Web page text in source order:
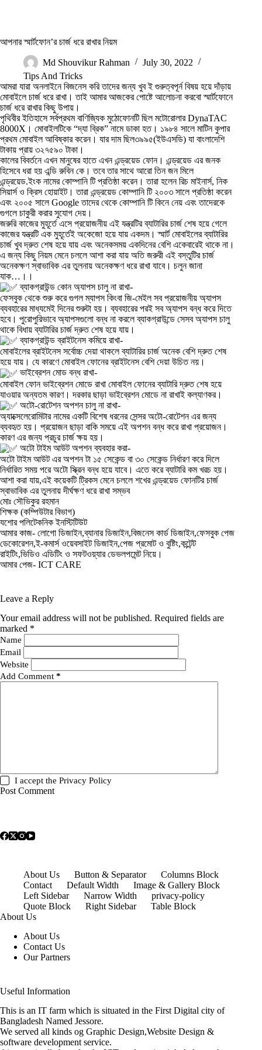
আপনার স্মার্টফোন’র চার্জ ধরে রাখার নিয়ম
Md Shouvikur Rahman
July 30, 2022
Tips And Tricks
আমরা যারা অনলাইনে বিজনেস করি তাদের জন্য খুব ই গুরুত্বপূর্ন বিষয় হয়ে দাঁড়ায়
মোবাইলে চার্জ ধরে রাখা। তাই আমার আজকের পোষ্টে আলোচনা করবো স্মার্টফোনে
চার্জ ধরে রাখার কিছু উপায়।
পৃথিবীর ইতিহাসে সর্বপ্রথম বাণিজ্যিক মুঠোফোনটি ছিল মটোরোলার DynaTAC
8000X। মোবাইলটিকে “দ্যা ব্রিক” নামে ডাকা হত। ১৯৮৪ সালে মাটিন কুপার
প্রথম মোবাইল আবিষ্কার করেন। যার দাম ছিল৩৯৯৫(ইউএসডি) যা বাংলাদেশি
টাকায় প্রায় ৩২৭৫৯০ টাকা।
কালের বিবর্তনে এখন মানুষের হাতে এখন এন্ড্রয়েড ফোন। এন্ড্রয়েড এর জনক
হিসেবে ধরা হয় এন্ডি রুবিন কে। তবে তার সাথে আরো তিন জন মিলে
এন্ড্রয়েড.ইংক নামের কোম্পানি টি প্রতিষ্ঠা করেন। তারা হলেন রিচ মাইনার্স, নিক
সিয়ার্স ও ক্রিস হোয়াইট। তারা এন্ড্রয়েড কোম্পানি টি ২০০৩ সালে প্রতিষ্ঠা করেন
এবং ২০০৫ সালে Google তাদের থেকে কোম্পানি টি কিনে নেয় এবং তাদেরকে
গুগলে চাকুরী করার সুযোগ দেয়।
জরুরি কাজের মুহূর্তে এসে প্রয়োজনীয় এই যন্ত্রটির ব্যাটারির চার্জ শেষ হয়ে গেলে
কাজের যন্ত্রটি এক মুহূর্তেই অকেজো হয়ে যায় একদম। স্মার্ট মোবাইলের ব্যাটারির
চার্জ খুব দ্রুত শেষ হয়ে যায় এবং অনেকসময় একদিনের বেশি একেবারেই থাকে না।
এ জন্য কিছু নিয়ম মেনে চললে আশা করা যায় অতি জরুরী এই বস্তুটির চার্জ
অনেকক্ষণ স্বাভাবিক এর তুলনায় অনেকক্ষণ ধরে রাখা যাবে। চলুন জানা
যাক…।।
ব্যাকগ্রাউন্ড কোন অ্যাপস চালু না রাখা-
ফেসবুক থেকে শুরু করে গুগল ম্যাপস কিংবা জি-মেইল সব প্রয়োজনীয় অ্যাপস
ব্যবহারের মাধ্যমেই দিনের শুরুটা হয়। ব্যবহারের পরই সব অ্যাপস বন্ধ করে দিতে
হবে। পুরোপুরিভাবে অ্যাপসগুলো বন্ধ না করলে ব্যাকগ্রাউন্ডে সেসব অ্যাপস চালু
থাকে বিধায় ব্যাটারির চার্জ দ্রুত শেষ হয়ে যায়।
ব্যাকগ্রাউন্ড ব্রাইটনেস কমিয়ে রাখা-
মোবাইলের ব্রাইটনেস সর্বোচ্চ দেয়া থাকলে ব্যাটারির চার্জ অনেক বেশি দ্রুত শেষ
হয়ে যায়। যে কারণে মোবাইল ফোনের ব্রাইটনেস বেশি দেয়া উচিত নয়।
ভাইব্রেশন মোড বন্ধ রাখা-
মোবাইল ফোন ভাইব্রেশন মোডে রাখা মোবাইল ফোনের ব্যাটারি দ্রুত শেষ হয়ে
যাওয়ার অন্যতম কারণ। দরকার ছাড়া ভাইব্রেশন মোডে না রাখাই কল্যাণকর।
অটো-রোটেশন অপশন চালু না রাখা-
অ্যাক্সেলেরোমিটার নামের একটি বিশেষ ধরনের সেন্সর অটো-রোটেশন এর জন্য
ব্যবহৃত হয়। প্রয়োজন ছাড়া বাকি সময়ে এই অপশন বন্ধ করে রাখা প্রয়োজন।
কারণ এর জন্য প্রচুর চার্জ ক্ষয় হয়।
অটো টাইম আউট অপশন ব্যবহার করা-
অটো টাইম আউট এর অপশন টা ১৫ সেকেন্ড বা ৩০ সেকেন্ড নির্ধারণ করে দিলে
নির্ধারিত সময় পরে অটো স্ক্রিন বন্ধ হয়ে যাবে। এতে করে ব্যাটারি কম খরচ হয়।
আশা করা যায়,এই কয়েকটি ট্রিকস মেনে চললে শখের এন্ড্রয়েড ফোনটির চার্জ
স্বাভাবিক এর তুলনায় দীর্ঘক্ষণ ধরে রাখা সম্ভব
মোঃ সৌভিকুর রহমান
শিক্ষক (কম্পিউটার বিভাগ)
যশোর পলিটেকনিক ইনস্টিটিউট
আমার কাজ- লোগো ডিজাইন,ব্যানার ডিজাইন,বিজনেস কার্ড ডিজাইন,ফেসবুক পেজ
ডেকোরেশন,ই-কমার্স ওয়েবসাইট ডিজাইন,পেজ প্রমোট ও বুষ্টিং,কন্টেন্ট
রাইটিং,ভিডিও এডিটিং ও সফটওয়্যার ডেভলপমেন্ট নিয়ে।
আমার পেজ- ICT CARE
Leave a Reply
Your email address will not be published. Required fields are
marked *
Name
Email
Website
Add Comment *
I accept thePrivacy Policy
Post Comment
About Us Button & Separator
Columns Block
Contact
Default Width
Image & Gallery Block
Left Sidebar
Narrow Width
privacy-policy
Quote Block
Right Sidebar
Table Block
About Us
About Us
Contact Us
Our Partners
Useful Information
This is an IT farm which is situated in the First Digital city of
Bangladesh Named Jessore.
We served all kinds og Graphic Design,Website Design &
software development service.